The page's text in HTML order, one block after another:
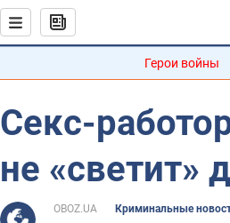
Герои войны
Секс-
не «светит»
OBOZ.UA
Криминальные